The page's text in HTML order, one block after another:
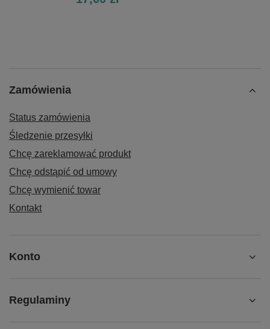
Zamówienia
Status zamówienia
Śledzenie przesyłki
Chcę zareklamować produkt
Chcę odstąpić od umowy
Chcę wymienić towar
Kontakt
Konto
Regulaminy